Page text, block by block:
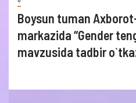
Boysun tuman
markazida “Gender
mavzusida tadbir